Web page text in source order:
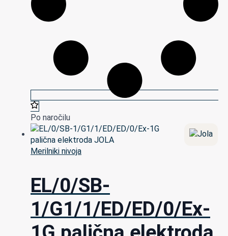
Po naročilu
Merilniki nivoja
EL/0/SB-
1/G1/1/ED/ED/0/Ex-